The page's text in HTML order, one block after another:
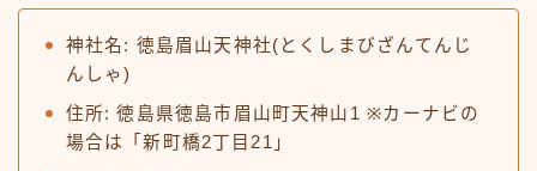
神社名: 徳島眉山天神社(とくしまびざんてんじ
んしゃ)
住所: 徳島県徳島市眉山町天神山1 ※カーナビの
場合は「新町橋2丁目21」